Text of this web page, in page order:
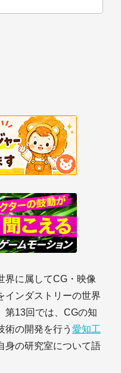
界に属してCG・映像
インダストリーの世界
第13回では、CGの知
術の開発を行う 愛知工
身の研究室について語